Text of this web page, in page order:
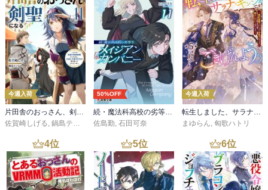
今週入荷
片田舎のおっさん、剣聖になる 11 ～ただの田舎の剣術師範だったのに、大成した弟子たちが俺を放ってくれない件～
佐賀崎しげる, 鍋島テツヒロ
50%OFF
続・魔法科高校の劣等生 メイジアン・カンパニー(11)
佐島勤, 石田可奈
今週入荷
転生しました、サラナ・キンジェです。ごきげんよう。５ ～婚約破棄されたので田舎で気ままに暮らしたいと思います～【電子書店共通特典SS付】
まゆらん, 匈歌ハトリ
4位 5位 6位